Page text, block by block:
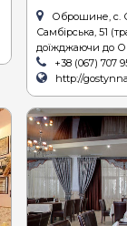
Оброшине, с.
Самбірська, 51
доїжджаючи до
+38 (067) 707
http://